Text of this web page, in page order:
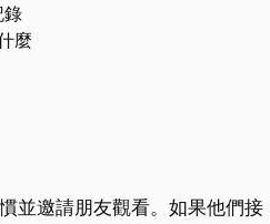
錄
麼
並邀請朋友觀看。如果他們接